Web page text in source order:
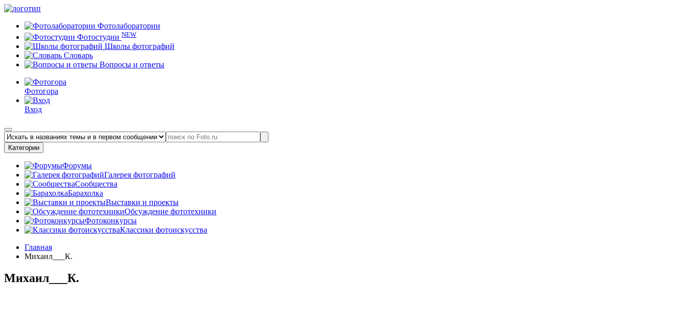
Фотолаборатории
Фотостудии NEW
Школы фотографий
Словарь
Вопросы и ответы
Фотогора
Вход
Категории
Форумы
Галерея фотографий
Сообщества
Барахолка
Выставки и проекты
Обсуждение фототехники
Фотоконкурсы
Классики фотоискусства
Главная
Михаил___К.
Михаил___К.